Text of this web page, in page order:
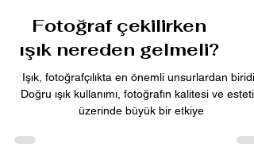
Fotoğraf çekilirken
ışık nereden gelmeli?
Işık, fotoğrafçılıkta en önemli unsurlardan biridir.